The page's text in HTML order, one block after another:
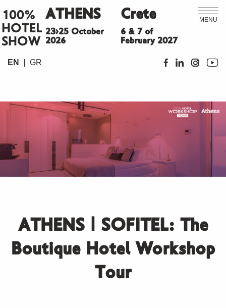
MENU
100%
HOTEL
SHOW
ATHENS
23>25 October
2026
Crete
6 & 7 of
February 2027
EN GR
ATHENS | SOFITEL: The
Boutique Hotel Workshop
Tour